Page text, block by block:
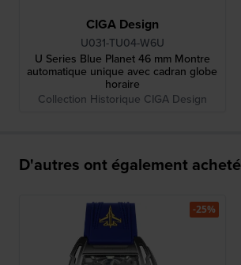
CIGA Design
U031-TU04-W6U
U Series Blue Planet 46 mm Montre
automatique unique avec cadran globe
horaire
Collection Historique CIGA Design
D'autres ont également acheté
-25%